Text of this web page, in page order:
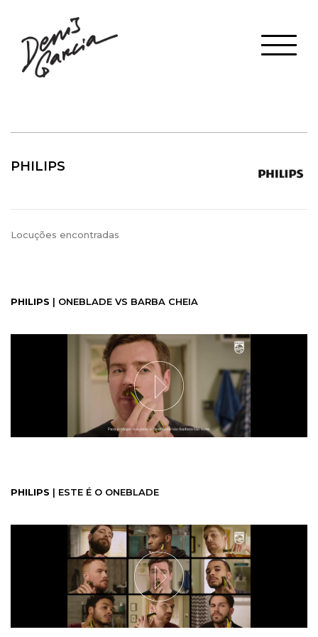
PHILIPS
Locuções encontradas
PHILIPS | ONEBLADE VS BARBA CHEIA
PHILIPS | ESTE É O ONEBLADE